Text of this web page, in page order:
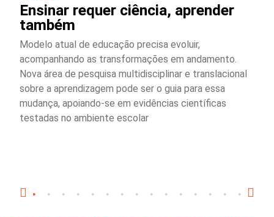
Ensinar requer ciência, aprender
também
Modelo atual de educação precisa evoluir,
acompanhando as transformações em andamento.
Nova área de pesquisa multidisciplinar e translacional
sobre a aprendizagem pode ser o guia para essa
mudança, apoiando-se em evidências científicas
testadas no ambiente escolar